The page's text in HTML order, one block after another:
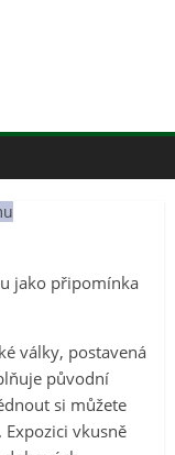
jako připomínka
války, postavená
původní
si můžete
vkusně